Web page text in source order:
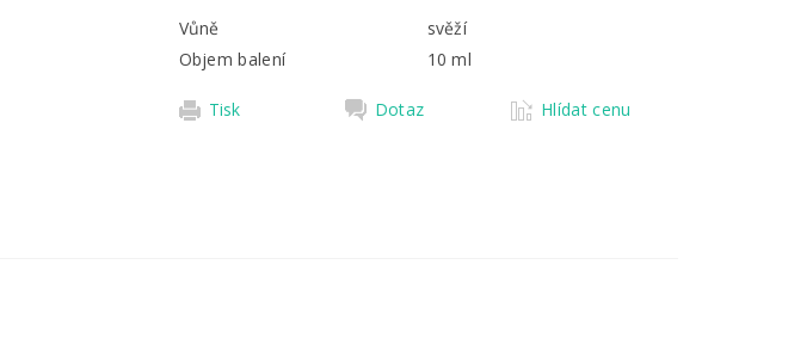
Vůně
svěží
Objem balení
10 ml
Tisk Dotaz Hlídat cenu